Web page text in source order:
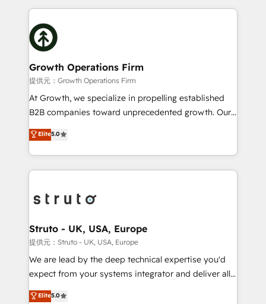
website development Award-winning creative
design We live and breathe HubSpot and are ready
potential of HubSpot by combining strategic
insights with technical excellence, we deliver
bespoke HubSpot solutions tailored to drive
measurable growth and operational efficiency. Why
Choose Nexa Cognition? 🚀 HubSpot Expertise: Our
certified team specialises in CRM implementation,
marketing automation, and revenue operations. 🤝
Custom Solutions: From onboarding and
HubSpot with your business needs. 🌟 Proven
Results: We’ve helped businesses of all sizes
Packages: Choose ongoing support or project-based
solutions. We offer service packages designed to fit
Growth Operations Firm
提供元：Growth Operations Firm
At Growth, we specialize in propelling established
B2B companies toward unprecedented growth. Our
focus is on fine-tuning and enhancing your growth,
sales, and marketing operations. Unlike conventional
marketing agencies, we dive deep into the
operational aspects of your business, ensuring that
functioning optimally. With our expertise in leading
wealth of knowledge and experience to the table.
Our strategies are tailored to your business's unique
needs, ensuring a personalized approach that aligns
with your growth objectives.
Elite5.0
Struto - UK, USA, Europe
提供元：Struto - UK, USA, Europe
We are lead by the deep technical expertise you'd
expect from your systems integrator and deliver all
the agency services you'd expect from your
Elite5.0